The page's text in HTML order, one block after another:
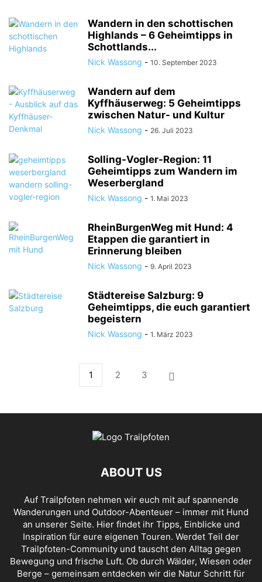
Wandern in den schottischen
Highlands – 6 Geheimtipps in
Schottlands...
Nick Wassong - 10. September 2023
Wandern auf dem
Kyffhäuserweg: 5 Geheimtipps
zwischen Natur- und Kultur
Nick Wassong - 26. Juli 2023
Solling-Vogler-Region: 11
Geheimtipps zum Wandern im
Weserbergland
Nick Wassong - 1. Mai 2023
RheinBurgenWeg mit Hund: 4
Etappen die garantiert in
Erinnerung bleiben
Nick Wassong - 9. April 2023
Städtereise Salzburg: 9
Geheimtipps, die euch garantiert
begeistern
Nick Wassong - 1. März 2023
1 2 3
ABOUT US
Auf Trailpfoten nehmen wir euch mit auf spannende
Wanderungen und Outdoor-Abenteuer – immer mit Hund
an unserer Seite. Hier findet ihr Tipps, Einblicke und
Inspiration für eure eigenen Touren. Werdet Teil der
Trailpfoten-Community und tauscht den Alltag gegen
Bewegung und frische Luft. Ob durch Wälder, Wiesen oder
Berge – gemeinsam entdecken wir die Natur Schritt für